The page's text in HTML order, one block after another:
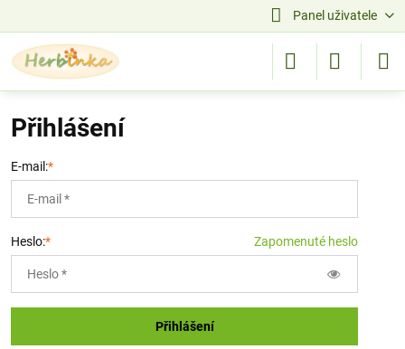
Panel uživatele
Přihlášení
E-mail:*
Zapomenuté heslo
Heslo:*
Přihlášení